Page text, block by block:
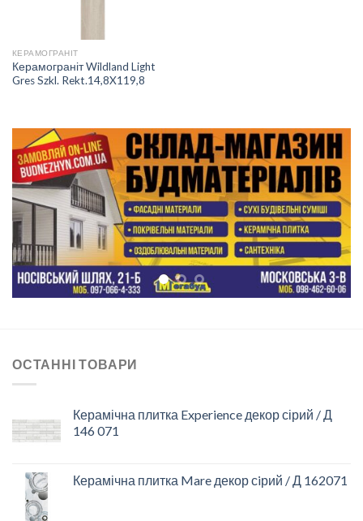
КЕРАМОГРАНІТ
Керамограніт Wildland Light
Gres Szkl. Rekt.14,8X119,8
ОСТАННІ ТОВАРИ
Керамічна плитка Experience декор сірий / Д
146 071
Керамічна плитка Mare декор сiрий / Д 162071